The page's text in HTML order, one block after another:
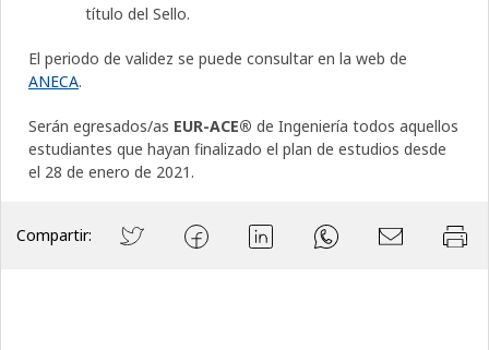
título del Sello.
El periodo de validez se puede consultar en la web de
ANECA.
Serán egresados/as EUR-ACE® de Ingeniería todos aquellos
estudiantes que hayan finalizado el plan de estudios desde
el 28 de enero de 2021.
Compartir: